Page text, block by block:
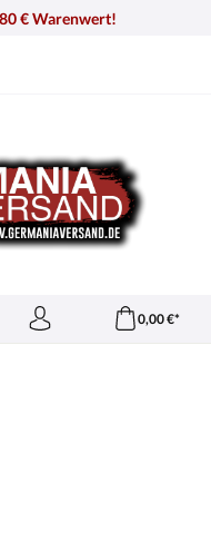
€ Warenwert!
0,00 €*